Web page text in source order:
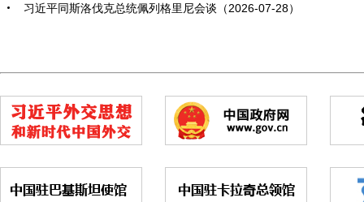
习近平同斯洛伐克总统佩列格里尼会谈（2026-07-28）